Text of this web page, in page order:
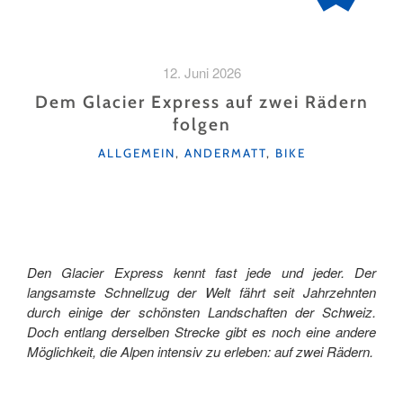
12. Juni 2026
Dem Glacier Express auf zwei Rädern
folgen
KATEGORIEN
ALLGEMEIN, ANDERMATT, BIKE
Den Glacier Express kennt fast jede und jeder. Der
langsamste Schnellzug der Welt fährt seit Jahrzehnten
durch einige der schönsten Landschaften der Schweiz.
Doch entlang derselben Strecke gibt es noch eine andere
Möglichkeit, die Alpen intensiv zu erleben: auf zwei Rädern.